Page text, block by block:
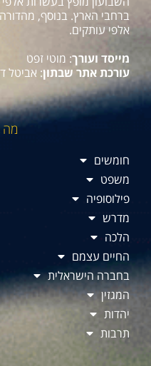
ברחבי הארץ. בנוסף,
אלפי עותקים.
מייסד ועורך: מוטי זפט
עורכת אתר שבתון: אביטל
מה
חומשים
משפט
פילוסופיה
מדרש
הלכה
החיים עצמם
בחברה הישראלית
המגזין
יהדות
תרבות